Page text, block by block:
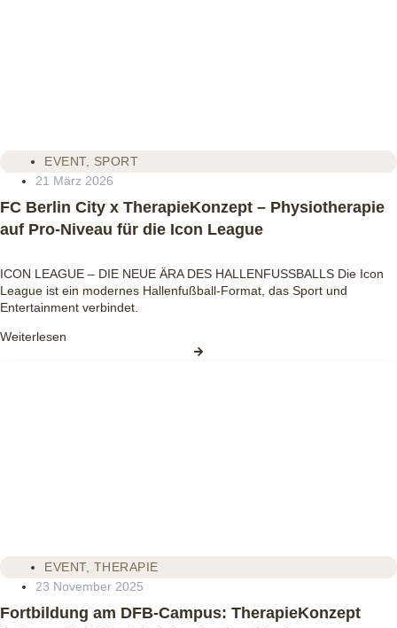
EVENT, SPORT
21 März 2026
FC Berlin City x TherapieKonzept – Physiotherapie
auf Pro‑Niveau für die Icon League
ICON LEAGUE – DIE NEUE ÄRA DES HALLENFUSSBALLS Die Icon
League ist ein modernes Hallenfußball‑Format, das Sport und
Entertainment verbindet.
Weiterlesen
EVENT, THERAPIE
23 November 2025
Fortbildung am DFB‑Campus: TherapieKonzept